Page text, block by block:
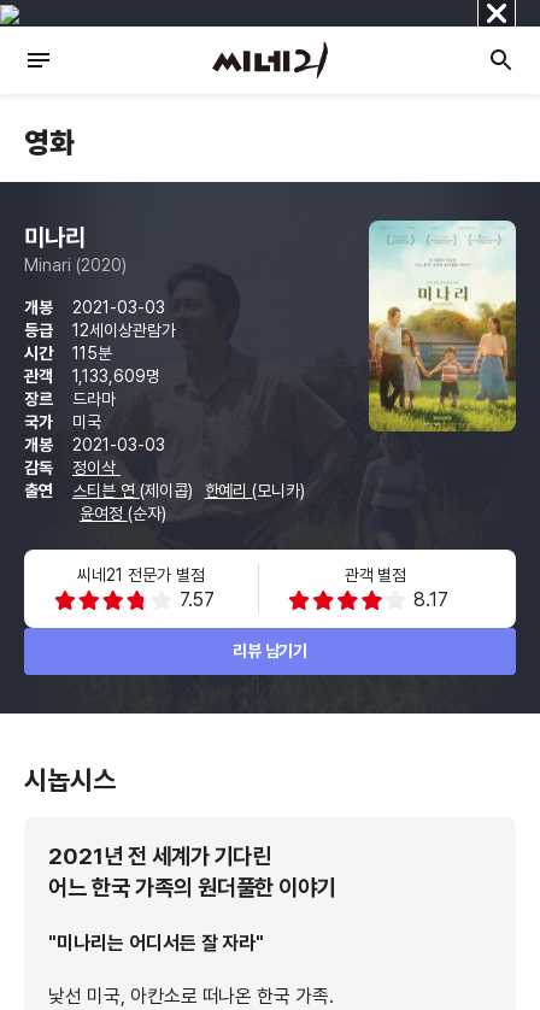
닫
기
영화
미나리
Minari (2020)
개봉
2021-03-03
등급
12세이상관람가
시간
115분
관객
1,133,609명
장르
드라마
국가
미국
개봉
2021-03-03
감독
정이삭
출연
스티븐 연 (제이콥) 한예리(모니카)
윤여정 (순자)
씨네21 전문가 별점
7.57
관객 별점
8.17
리뷰 남기기
시놉시스
2021년 전 세계가 기다린
어느 한국 가족의 원더풀한 이야기
"미나리는 어디서든 잘 자라"
낯선 미국, 아칸소로 떠나온 한국 가족.